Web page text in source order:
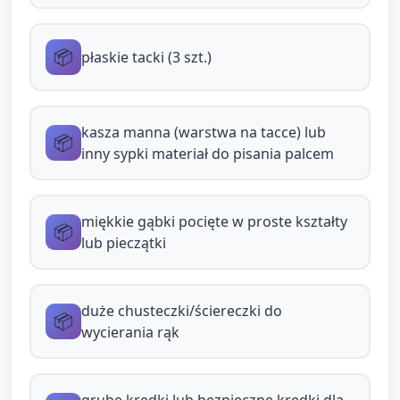
Materiały: płaska taca z warstwą
chusteczki.
Pokazuj, jak przesuwać palec od
siebie, robić łódeczki i kółeczka.
Rola opiekuna: nazywanie działań,
📦 płaskie tacki (3 szt.)
📦 kasza manna (warstwa na tacce) lub
inny sypki materiał do pisania palcem
📦 miękkie gąbki pocięte w proste kształty
lub pieczątki
📦 duże chusteczki/ściereczki do
wycierania rąk